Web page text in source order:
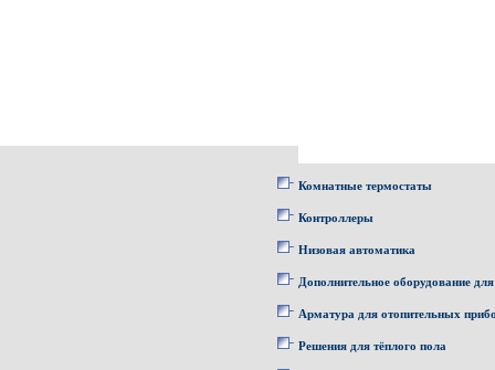
Комнатные термостаты
Контроллеры
Низовая автоматика
Дополнительное оборудование
Арматура для отопительных
Решения для тёплого пола